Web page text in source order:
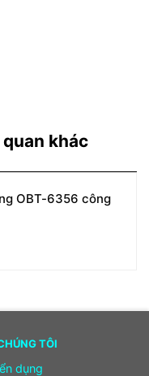
khác
OBT-6356 công
TÔI
dụng